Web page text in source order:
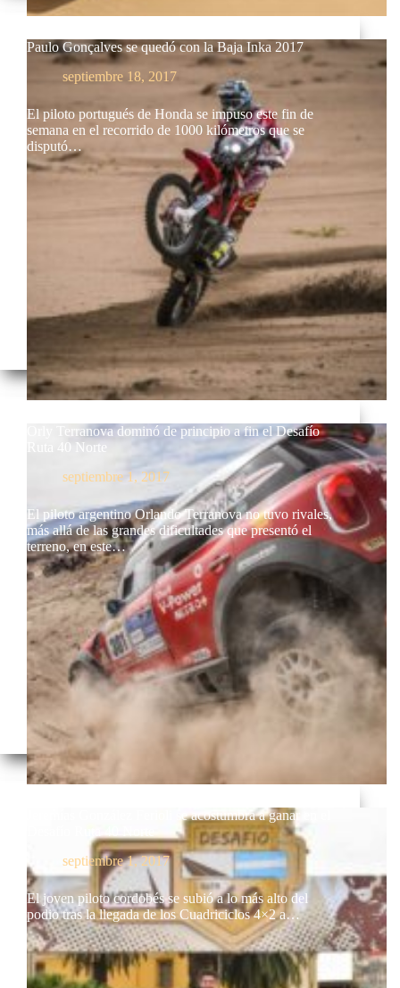
Paulo Gonçalves se quedó con la Baja Inka 2017
septiembre 18, 2017
El piloto portugués de Honda se impuso este fin de
semana en el recorrido de 1000 kilómetros que se
disputó…
Orly Terranova dominó de principio a fin el Desafío
Ruta 40 Norte
septiembre 1, 2017
El piloto argentino Orlando Terranova no tuvo rivales,
más allá de las grandes dificultades que presentó el
terreno, en este…
Jeremías González Ferioli se acostumbra a ganar en el
septiembre 1, 2017
El joven piloto cordobés se subió a lo más alto del
podio tras la llegada de los Cuadriciclos 4×2 a…